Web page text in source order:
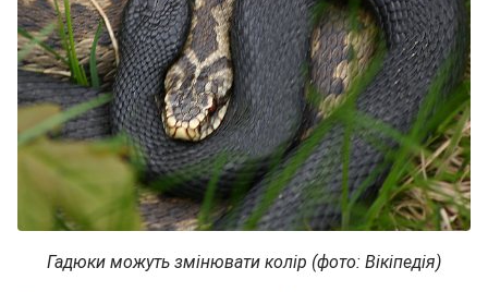
Гадюки можуть змінювати колір (фото: Вікіпедія)